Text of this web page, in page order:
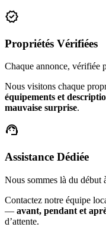
verified
Propriétés Vérifiées
Chaque annonce, vérifiée
Nous visitons chaque
équipements et
mauvaise surprise.
support_agent
Assistance Dédiée
Nous sommes là du début
Contactez notre équipe
— avant, pendant et
d’attente.